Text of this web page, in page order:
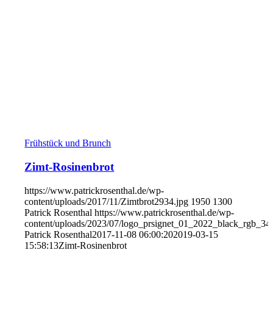
Frühstück und Brunch
Zimt-Rosinenbrot
https://www.patrickrosenthal.de/wp-
content/uploads/2017/11/Zimtbrot2934.jpg 1950 1300
Patrick Rosenthal https://www.patrickrosenthal.de/wp-
content/uploads/2023/07/
Patrick Rosenthal2017-11-08 06:00:202019-03-15
15:58:13Zimt-Rosinenbrot